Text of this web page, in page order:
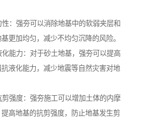
：强夯可以消除地基中的软弱夹层和
更加均匀，减少不均匀沉降的风险。
能力：对于砂土地基，强夯可以提高
液化能力，减少地震等自然灾害对地
强度：强夯施工可以增加土体的内摩
高地基的抗剪强度，防止地基发生剪